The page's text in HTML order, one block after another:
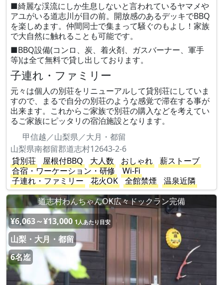
■綺麗な渓流にしか生息しないと言われているヤマメや
アユがいる道志川が目の前。開放感のあるデッキでBBQ
を楽しめます。仲間同士で集まって騒ぐのもよし！家族
で大自然に触れることも可能です。
■BBQ設備(コンロ、炭、着火剤、ガスバーナー、軍手
等)は全て無料で貸し出しております。
子連れ・ファミリー
元々は個人の別荘をリニューアルして貸別荘にしていま
すので、まるで自分の別荘のような感覚で滞在する事が
出来ます。これからご家族で別荘の購入などを考えてい
るご家族にピッタリの宿泊施設となります。
甲信越／山梨県／大月・都留
山梨県南都留郡道志村12643-2-6
貸別荘
屋根付BBQ 大人数 おしゃれ
薪ストーブ
合宿・ワーケーション・研修
Wi-Fi
子連れ・ファミリー
花火OK 全館禁煙
温泉近隣
道志村わんちゃんOK広々ドックラン完備
¥6,063～¥13,000 1人あたり目安
山梨・大月・都留
6名迄